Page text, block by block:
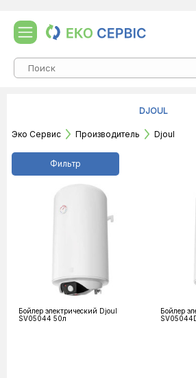
DJOUL
Эко Сервис Производитель Djoul
Фильтр
Бойлер электрический Djoul
SV05044 50л
Бойлер